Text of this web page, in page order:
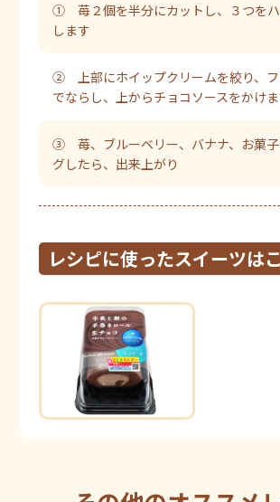
① 苺２個を半分にカットし、３つを
します
② 上部にホイップクリームを絞り、フ
でならし、上からチョコソースをかけ
③ 苺、ブルーベリー、バナナ、お菓子
グしたら、出来上がり
レシピに使ったスイーツは